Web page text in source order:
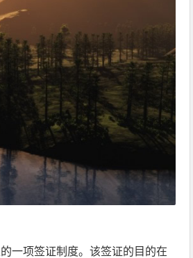
一项签证制度。该签证的目的在